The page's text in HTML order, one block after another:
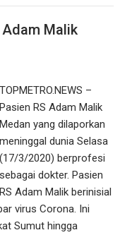
Adam Malik
TOPMETRO.NEWS –
Pasien RS Adam Malik
Medan yang dilaporkan
meninggal dunia Selasa
(17/3/2020) berprofesi
sebagai dokter. Pasien
RS Adam Malik berinisial
virus Corona. Ini
Sumut hingga